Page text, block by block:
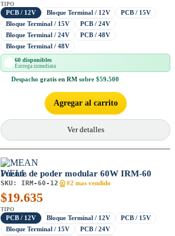
TIPO
PCB / 12V Bloque Terminal / 12V
PCB / 15V
Bloque Terminal / 15V
PCB / 24V
Bloque Terminal / 24V
PCB / 48V
Bloque Terminal / 48V
60 disponibles
Entrega inmediata
Despacho gratis en RM sobre $59.500
Agregar al carrito
Ver detalles
Fuente de poder modular 60W IRM-60
SKU: IRM-60-12 #2 mas vendido
$19.635
TIPO
PCB / 12V Bloque Terminal / 12V
PCB / 15V
Bloque Terminal / 15V
PCB / 24V